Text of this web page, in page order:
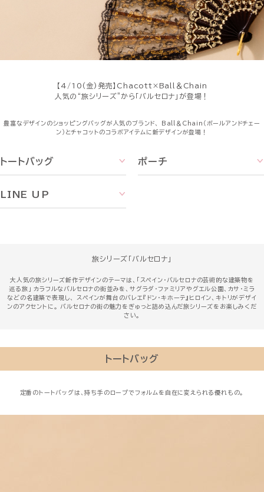
【4/10(金)発売】Chacott×Ball＆Chain
人気の“旅シリーズ”から「バルセロナ」が登場！
豊富なデザインのショッピングバッグが人気のブランド、
Ball＆Chain（ボールアンドチェー
ン）とチャコットのコラボアイテムに新デザインが登場！
トートバッグ ポーチ
LINE UP
旅シリーズ「バルセロナ」
大人気の旅シリーズ新作デザインのテーマは、「スペイン・バルセロナの芸術的な建築物を
巡る旅」 カラフルなバルセロナの街並みを、サグラダ・ファミリアやグエル公園、カサ・ミラ
などの名建築で表現し、 スペインが舞台のバレエ『ドン・キホーテ』ヒロイン、キトリがデザイ
ンのアクセントに。 バルセロナの街の魅力をぎゅっと詰め込んだ旅シリーズをお楽しみくだ
さい。
トートバッグ
定番のトートバッグは、持ち手のロープでフォルムを自在に変えられる優れもの。